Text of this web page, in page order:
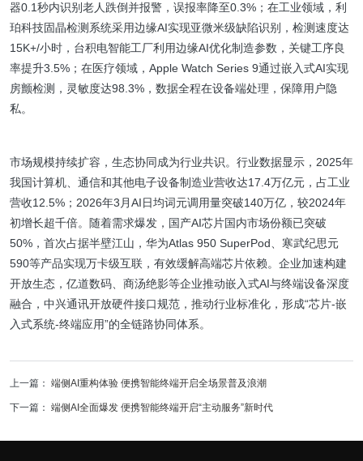
器0.1秒内识别老人跌倒并报警，误报率降至0.3%；在工业领域，利
珀科技固晶检测系统采用边缘AI实现亚微米级缺陷识别，检测速度达
15K+/小时，台积电智能工厂利用边缘AI优化制造参数，关键工序良
率提升3.5%；在医疗领域，Apple Watch Series 9通过嵌入式AI实现
房颤检测，灵敏度达98.3%，数据全程在设备端处理，保障用户隐
私。
市场规模持续扩容，生态协同成为行业共识。行业数据显示，2025年
我国计算机、通信和其他电子设备制造业营收达17.4万亿元，占工业
营收12.5%；2026年3月AI日均词元调用量突破140万亿，较2024年
初增长超千倍。随着需求爆发，国产AI芯片国内市场份额已突破
50%，首次占据半壁江山，华为Atlas 950 SuperPod、寒武纪思元
590等产品实现万卡级互联，有效缓解高端芯片依赖。企业加速构建
开放生态，亿道数码、商汤绝影等企业推动嵌入式AI与终端设备深度
融合，中兴通讯开放硬件接口规范，推动行业标准化，形成“芯片-嵌
入式系统-终端应用”的全链路协同体系。
上一篇： 端侧AI重构体验 便携智能终端开启全场景普及浪潮
下一篇： 端侧AI全面爆发 便携智能终端开启“主动服务”新时代